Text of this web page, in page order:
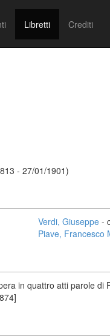
Libretti Crediti
- 27/01/1901)
Verdi, Giuseppe -
Piave, Francesco
in quattro atti parole di